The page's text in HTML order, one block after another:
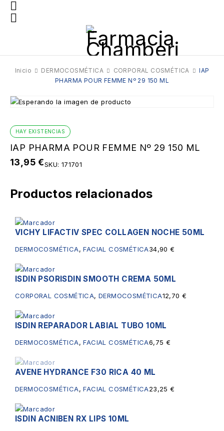
Inicio DERMOCOSMÉTICA CORPORAL COSMÉTICA
IAP
PHARMA POUR FEMME Nº 29 150 ML
HAY EXISTENCIAS
IAP PHARMA POUR FEMME Nº 29 150 ML
13,95€SKU: 171701
Productos relacionados
VICHY LIFACTIV SPEC COLLAGEN NOCHE 50ML
DERMOCOSMÉTICA,FACIAL COSMÉTICA34,90€
ISDIN PSORISDIN SMOOTH CREMA 50ML
CORPORAL COSMÉTICA,DERMOCOSMÉTICA12,70€
ISDIN REPARADOR LABIAL TUBO 10ML
DERMOCOSMÉTICA,FACIAL COSMÉTICA6,75 €
Sin existencias
AVENE HYDRANCE F30 RICA 40 ML
DERMOCOSMÉTICA,FACIAL COSMÉTICA23,25€
ISDIN ACNIBEN RX LIPS 10ML